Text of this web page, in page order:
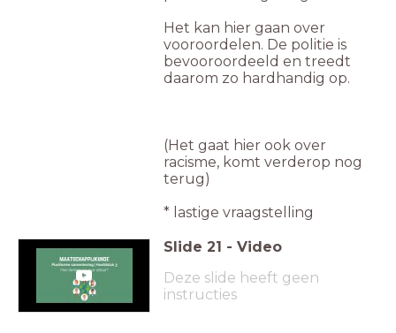
Het kan hier gaan over
vooroordelen. De politie is
bevooroordeeld en treedt
daarom zo hardhandig op.
(Het gaat hier ook over
racisme, komt verderop nog
terug)
* lastige vraagstelling
Slide 21 - Video
Deze slide heeft geen
instructies